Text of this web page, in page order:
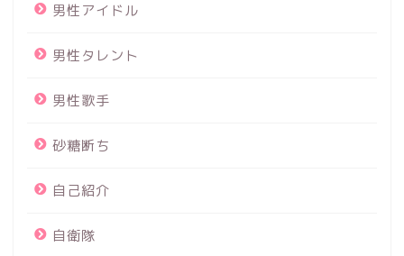
男性アイドル
男性タレント
男性歌手
砂糖断ち
自己紹介
自衛隊